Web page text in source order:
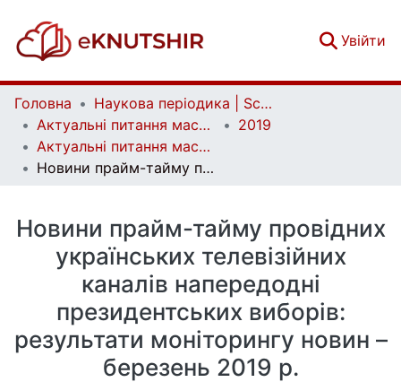
Увійти
Головна
Наукова періодика | Scientific periodicals
Актуальні питання масової комунікації | Current Issues of Mass Communication
2019
Актуальні питання масової комунікації. Випуск 25
Новини прайм-тайму провідних українських телевізійних каналів напередодні президентських виборів: результати моніторингу новин – березень 2019 р.
Новини прайм-тайму провідних
українських телевізійних
каналів напередодні
президентських виборів:
результати моніторингу новин –
березень 2019 р.